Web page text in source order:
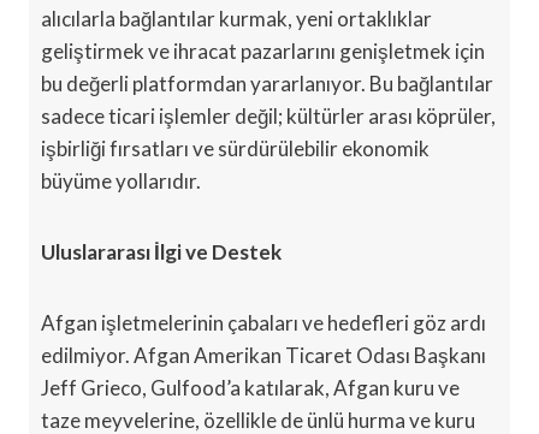
alıcılarla bağlantılar kurmak, yeni ortaklıklar
geliştirmek ve ihracat pazarlarını genişletmek için
bu değerli platformdan yararlanıyor. Bu bağlantılar
sadece ticari işlemler değil; kültürler arası köprüler,
işbirliği fırsatları ve sürdürülebilir ekonomik
büyüme yollarıdır.
Uluslararası İlgi ve Destek
Afgan işletmelerinin çabaları ve hedefleri göz ardı
edilmiyor. Afgan Amerikan Ticaret Odası Başkanı
Jeff Grieco, Gulfood’a katılarak, Afgan kuru ve
taze meyvelerine, özellikle de ünlü hurma ve kuru